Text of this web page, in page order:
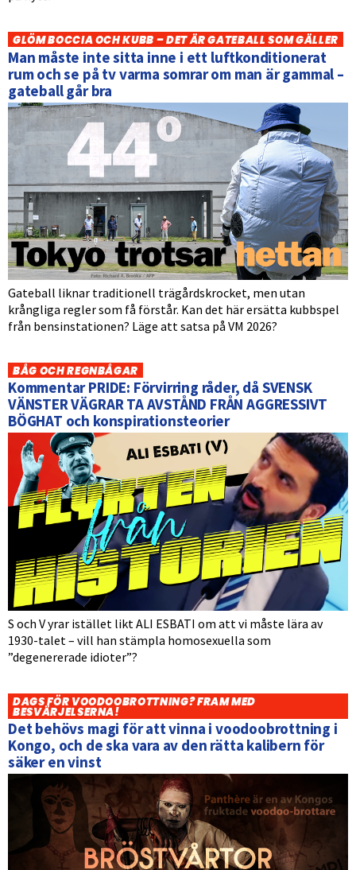
GLÖM BOCCIA OCH KUBB – DET ÄR GATEBALL SOM GÄLLER
Man måste inte sitta inne i ett luftkonditionerat
rum och se på tv varma somrar om man är gammal –
gateball går bra
Gateball liknar traditionell trägårdskrocket, men utan
krångliga regler som få förstår. Kan det här ersätta kubbspel
från bensinstationen? Läge att satsa på VM 2026?
BÅG OCH REGNBÅGAR
Kommentar PRIDE: Förvirring råder, då SVENSK
VÄNSTER VÄGRAR TA AVSTÅND FRÅN AGGRESSIVT
BÖGHAT och konspirationsteorier
S och V yrar istället likt ALI ESBATI om att vi måste lära av
1930-talet – vill han stämpla homosexuella som
”degenererade idioter”?
DAGS FÖR VOODOOBROTTNING? FRAM MED
BESVÄRJELSERNA!
Det behövs magi för att vinna i voodoobrottning i
Kongo, och de ska vara av den rätta kalibern för
säker en vinst